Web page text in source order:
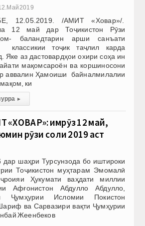
2019
12.05.2019. /АМИТ «Ховар»/.
12 май дар Тоҷикистон Рӯзи
баландтарин арши санъати
классикии тоҷик таҷлил карда
Яке аз дастовардҳои охири соҳа ин
мақомсароён ва коршиносони
аввалин Ҳамоиши байналмилалии
ки
▸
имрӯз 12 май,
рӯзи соли 2019 аст
шаҳри Турсунзода бо иштироки
Тоҷикистон муҳтарам Эмомалӣ
Ҳукумати ваҳдати миллии
Афғонистон Абдулло Абдулло,
Ҷумҳурии Исломии Покистон
ва Сарвазири вақти Ҷумҳурии
Жеенбеков